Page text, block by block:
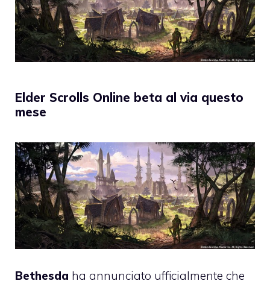
Elder Scrolls Online beta al via questo
mese
Bethesda ha annunciato ufficialmente che